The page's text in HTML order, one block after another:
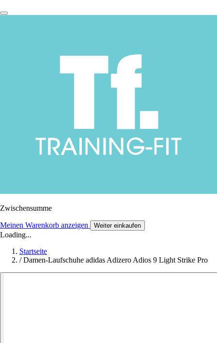
Zwischensumme
Meinen Warenkorb anzeigen Weiter einkaufen
Loading...
Startseite
/ Damen-Laufschuhe adidas Adizero Adios 9 Light Strike Pro